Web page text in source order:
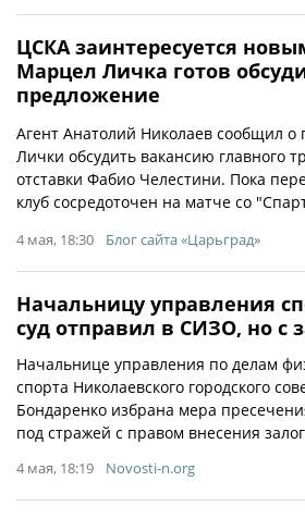
ЦСКА заинтересуется
Марцел Личка готов
предложение
Агент Анатолий Николаев сообщил о
Лички обсудить вакансию главного
отставки Фабио Челестини. Пока
клуб сосредоточен на матче со
4 мая, 18:30 Блог сайта «Царьград»
Начальницу управления
суд отправил в СИЗО, но с
Начальнице управления по делам
спорта Николаевского городского
Бондаренко избрана мера
под стражей с правом внесения
4 мая, 18:19 Novosti-n.org